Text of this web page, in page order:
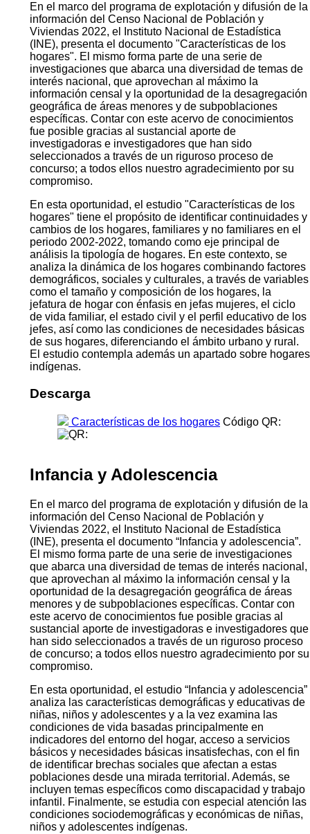
En el marco del programa de explotación y difusión de la
información del Censo Nacional de Población y
Viviendas 2022, el Instituto Nacional de Estadística
(INE), presenta el documento "Características de los
hogares". El mismo forma parte de una serie de
investigaciones que abarca una diversidad de temas de
interés nacional, que aprovechan al máximo la
información censal y la oportunidad de la desagregación
geográfica de áreas menores y de subpoblaciones
específicas. Contar con este acervo de conocimientos
fue posible gracias al sustancial aporte de
investigadoras e investigadores que han sido
seleccionados a través de un riguroso proceso de
concurso; a todos ellos nuestro agradecimiento por su
compromiso.
En esta oportunidad, el estudio "Características de los
hogares" tiene el propósito de identificar continuidades y
cambios de los hogares, familiares y no familiares en el
periodo 2002-2022, tomando como eje principal de
análisis la tipología de hogares. En este contexto, se
analiza la dinámica de los hogares combinando factores
demográficos, sociales y culturales, a través de variables
como el tamaño y composición de los hogares, la
jefatura de hogar con énfasis en jefas mujeres, el ciclo
de vida familiar, el estado civil y el perfil educativo de los
jefes, así como las condiciones de necesidades básicas
de sus hogares, diferenciando el ámbito urbano y rural.
El estudio contempla además un apartado sobre hogares
indígenas.
Descarga
Características de los hogares Código QR:
Infancia y Adolescencia
En el marco del programa de explotación y difusión de la
información del Censo Nacional de Población y
Viviendas 2022, el Instituto Nacional de Estadística
(INE), presenta el documento “Infancia y adolescencia”.
El mismo forma parte de una serie de investigaciones
que abarca una diversidad de temas de interés nacional,
que aprovechan al máximo la información censal y la
oportunidad de la desagregación geográfica de áreas
menores y de subpoblaciones específicas. Contar con
este acervo de conocimientos fue posible gracias al
sustancial aporte de investigadoras e investigadores que
han sido seleccionados a través de un riguroso proceso
de concurso; a todos ellos nuestro agradecimiento por su
compromiso.
En esta oportunidad, el estudio “Infancia y adolescencia”
analiza las características demográficas y educativas de
niñas, niños y adolescentes y a la vez examina las
condiciones de vida basadas principalmente en
indicadores del entorno del hogar, acceso a servicios
básicos y necesidades básicas insatisfechas, con el fin
de identificar brechas sociales que afectan a estas
poblaciones desde una mirada territorial. Además, se
incluyen temas específicos como discapacidad y trabajo
infantil. Finalmente, se estudia con especial atención las
condiciones sociodemográficas y económicas de niñas,
niños y adolescentes indígenas.